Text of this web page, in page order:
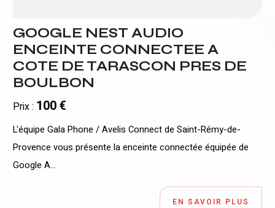
GOOGLE NEST AUDIO
ENCEINTE CONNECTEE A
COTE DE TARASCON PRES DE
BOULBON
Prix : 100 €
L'équipe Gala Phone / Avelis Connect de Saint-Rémy-de-
Provence vous présente la enceinte connectée équipée de
Google A...
EN SAVOIR PLUS